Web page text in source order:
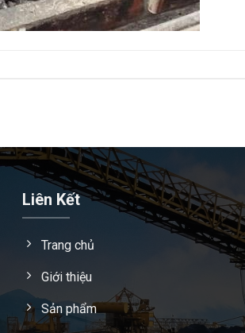
Liên Kết
Trang chủ
Giới thiệu
Sản phẩm